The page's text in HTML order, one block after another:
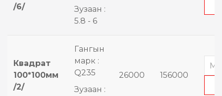
/6/
Зузаан :
5.8 - 6
Квадрат
100*100мм
/2/
Гангын
марк :
Q235
Зузаан :
26000 156000